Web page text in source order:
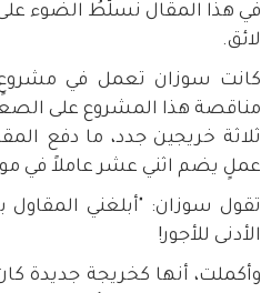
في هذا المقال نسلّطُ الضوء
لائق.
كانت سوزان تعمل في مشروعٍ
مناقصة هذا المشروع على
ثلاثة خريجين جدد، ما دفع
عملٍ يضم اثني عشر عاملاً في
تقول سوزان: "أبلغني
الأدنى للأجور!
وأكملت، أنها كخريجة جديدة